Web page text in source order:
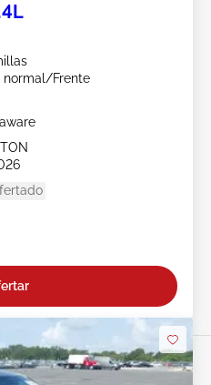
normal/Frente